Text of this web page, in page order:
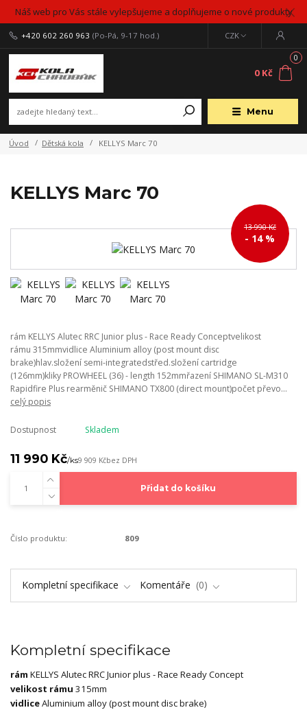
Náš web pro Vás stále vylepšujeme a doplňujeme o nové produkty
Menu
CZK
+420 602 260 963 (Po-Pá, 9-17 hod.)
0
0 Kč
Úvod Dětská kola KELLYS Marc 70
KELLYS Marc 70
13 990 Kč
- 14 %
rám KELLYS Alutec RRC Junior plus - Race Ready Conceptvelikost
rámu 315mmvidlice Aluminium alloy (post mount disc
brake)hlav.složení semi-integratedstřed.složení cartridge
(126mm)kliky PROWHEEL (36) - length 152mmřazení SHIMANO SL-M310
Rapidfire Plus rearměnič SHIMANO TX800 (direct mount)počet převo...
celý popis
Dostupnost Skladem
11 990 Kč/ks9 909 Kčbez DPH
Přidat do košíku
Číslo produktu: 809
Kompletní specifikace Komentáře 0
Kompletní specifikace
rám KELLYS Alutec RRC Junior plus - Race Ready Concept
velikost rámu 315mm
vidliceAluminium alloy (post mount disc brake)